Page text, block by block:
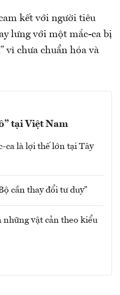
kết với người tiêu
lưng với một mắc-ca bị
vì chưa chuẩn hóa và
tại Việt Nam
ca là lợi thế lớn tại Tây
cần thay đổi tư duy”
những vật cản theo kiểu